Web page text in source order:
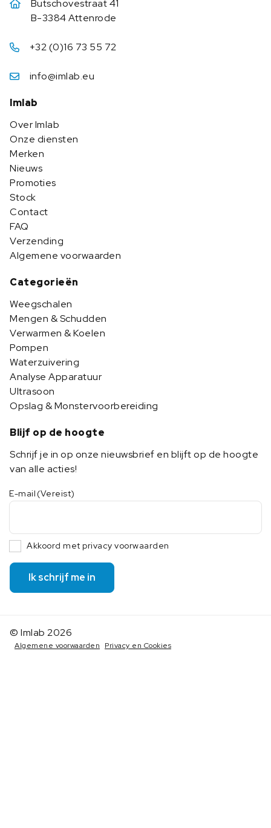
Butschovestraat 41
B-3384 Attenrode
+32 (0)16 73 55 72
info@imlab.eu
Imlab
Over Imlab
Onze diensten
Merken
Nieuws
Promoties
Stock
Contact
FAQ
Verzending
Algemene voorwaarden
Categorieën
Weegschalen
Mengen & Schudden
Verwarmen & Koelen
Pompen
Waterzuivering
Analyse Apparatuur
Ultrasoon
Opslag & Monstervoorbereiding
Blijf op de hoogte
Schrijf je in op onze nieuwsbrief en blijft op de hoogte
van alle acties!
E-mail (Vereist)
Akkoord met privacy voorwaarden
Ik schrijf me in
© Imlab 2026
Algemene voorwaarden Privacy en Cookies